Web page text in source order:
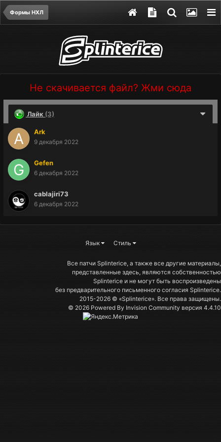
Формы НХЛ
Не скачивается файл? Жми сюда
Лайк (3)
Ark
9 декабря 2022
Gefen
6 декабря 2022
cablajiri73
6 декабря 2022
Язык Стиль
Все патчи Splinterice, а также все другие материалы,
представленные здесь, являются собственностью
Splinterice и не могут быть воспроизведены
без предварительного письменного согласия Splinterice.
2015-2026 © «Splinterice». Все права защищены.
© 2026 Powered By Invision Community версия 4.4.10